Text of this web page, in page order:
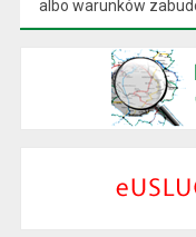
albo warunków